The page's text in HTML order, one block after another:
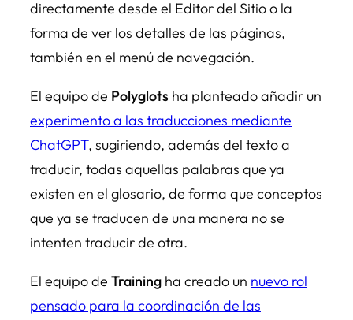
directamente desde el Editor del Sitio o la
forma de ver los detalles de las páginas,
también en el menú de navegación.
El equipo de Polyglots ha planteado añadir un
experimento a las traducciones mediante
ChatGPT, sugiriendo, además del texto a
traducir, todas aquellas palabras que ya
existen en el glosario, de forma que conceptos
que ya se traducen de una manera no se
intenten traducir de otra.
El equipo de Training ha creado un nuevo rol
pensado para la coordinación de las